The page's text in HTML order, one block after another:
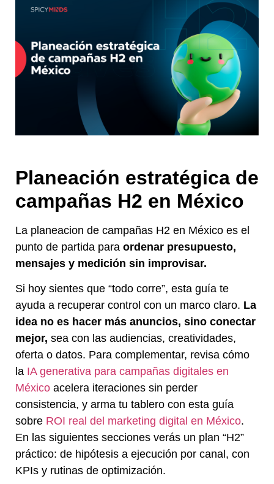
Planeación estratégica de
campañas H2 en México
La planeacion de campañas H2 en México es el
punto de partida para ordenar presupuesto,
mensajes y medición sin improvisar.
Si hoy sientes que “todo corre”, esta guía te
ayuda a recuperar control con un marco claro. La
idea no es hacer más anuncios, sino conectar
mejor, sea con las audiencias, creatividades,
oferta o datos. Para complementar, revisa cómo
la IA generativa para campañas digitales en
México acelera iteraciones sin perder
consistencia, y arma tu tablero con esta guía
sobre ROI real del marketing digital en México.
En las siguientes secciones verás un plan “H2”
práctico: de hipótesis a ejecución por canal, con
KPIs y rutinas de optimización.